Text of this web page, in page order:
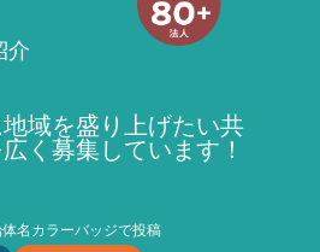
介
地域を盛り上げたい共
く募集しています！
名カラーバッジで投稿